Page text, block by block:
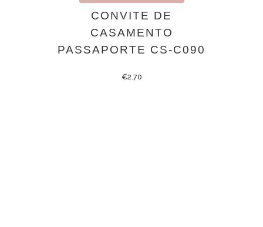
CONVITE DE
CASAMENTO
PASSAPORTE CS-C090
€2.70